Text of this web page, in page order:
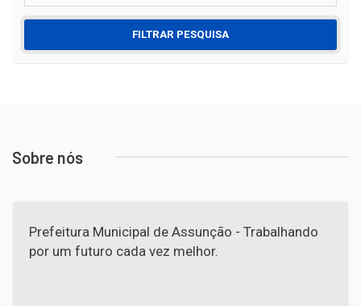
FILTRAR PESQUISA
Sobre nós
Prefeitura Municipal de Assunção - Trabalhando
por um futuro cada vez melhor.